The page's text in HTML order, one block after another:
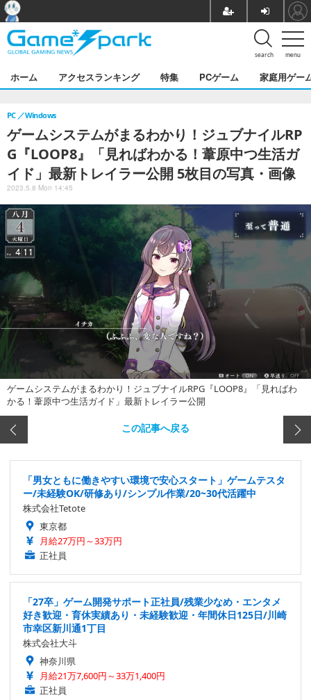
menu
search
ホーム アクセスランキング 特集 PCゲーム 家庭用ゲー
ゲームシステムがまるわかり！ジュブナイルRP
G『LOOP8』「見ればわかる！葦原中つ生活ガ
イド」最新トレイラー公開 5枚目の写真・画像
PC Windows
2023.5.8 Mon 14:45
ゲームシステムがまるわかり！ジュブナイルRPG『LOOP8』「見ればわ
かる！葦原中つ生活ガイド」最新トレイラー公開
この記事へ戻る
「男女ともに働きやすい環境で安心スタート」ゲームテスタ
ー/未経験OK/研修あり/シンプル作業/20~30代活躍中
株式会社Tetote
東京都
月給27万円～33万円
正社員
「27卒」ゲーム開発サポート正社員/残業少なめ・エンタメ
好き歓迎・育休実績あり・未経験歓迎・年間休日125日/川崎
市幸区新川通1丁目
株式会社大斗
神奈川県
月給21万7,600円～33万1,400円
正社員